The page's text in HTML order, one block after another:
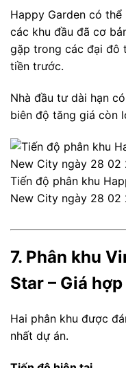
Happy Garden có
các khu đầu đã cơ
gặp trong các đại đô
tiền trước.
Nhà đầu tư dài hạn
biên độ tăng giá còn
Tiến độ phân khu
New City ngày 28 02
7. Phân khu
Star – Giá
Hai phân khu được
nhất dự án.